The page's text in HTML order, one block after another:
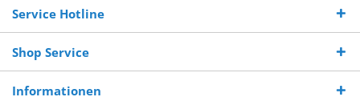
Service Hotline
Shop Service
Informationen